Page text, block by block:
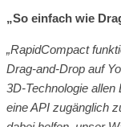
„So einfach wie
„RapidCompact
Drag-and-Drop auf
3D-Technologie
eine API zugänglich